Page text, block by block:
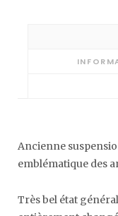
Ancienne
emblématique des
Très bel état